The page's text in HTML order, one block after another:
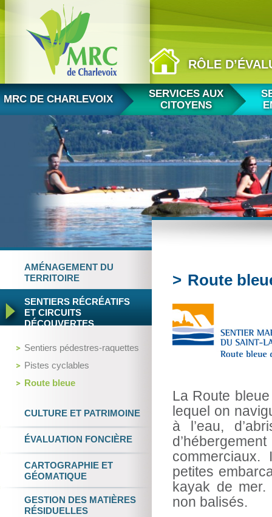
RÔLE
Aller au contenu
MRC DE CHARLEVOIX
SERVICES AUX
CITOYENS
Route
La Route
lequel on
à l’eau,
commerciaux.
petites
kayak de mer.
non balisés.
AMÉNAGEMENT DU
TERRITOIRE
SENTIERS RÉCRÉATIFS
ET CIRCUITS
DÉCOUVERTES
Sentiers pédestres-raquettes
Pistes cyclables
Route bleue
CULTURE ET PATRIMOINE
ÉVALUATION FONCIÈRE
CARTOGRAPHIE ET
GÉOMATIQUE
GESTION DES MATIÈRES
RÉSIDUELLES